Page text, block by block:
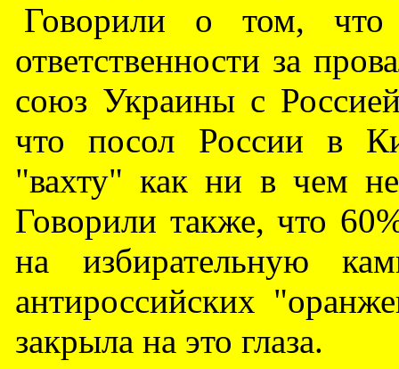
Говорили о том,
ответственности за
союз Украины с
что посол России в
"вахту" как ни в чем
Говорили также, что
на избирательную
антироссийских
закрыла на это глаза.